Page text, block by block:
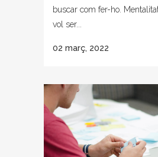
buscar com fer-ho.
vol ser...
02 març, 2022